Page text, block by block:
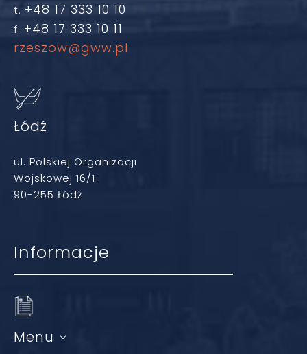
t. +48 17 333 10 10
f. +48 17 333 10 11
rzeszow@gww.pl
Łódź
ul. Polskiej Organizacji
Wojskowej 16/1
90-255 Łódź
Informacje
Menu